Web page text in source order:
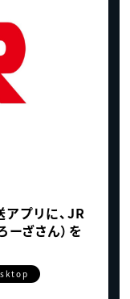
プリに、JR
ざさん）を